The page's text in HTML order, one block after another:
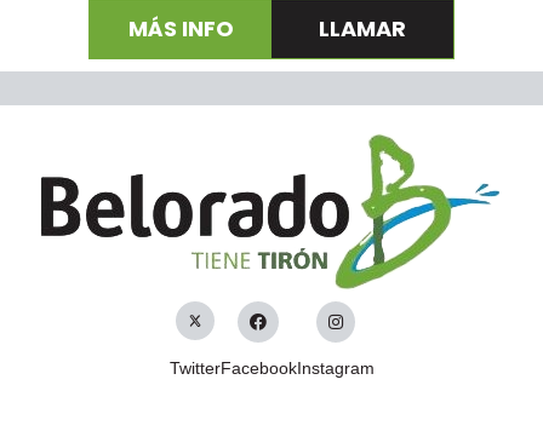
MÁS INFO LLAMAR
TwitterFacebookInstagram